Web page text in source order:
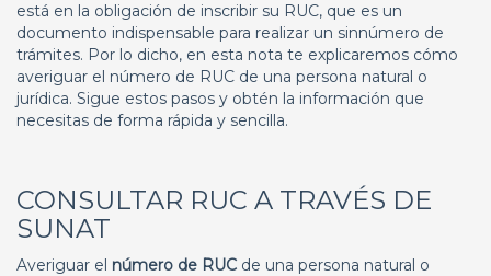
está en la obligación de inscribir su RUC, que es un
documento indispensable para realizar un sinnúmero de
trámites. Por lo dicho, en esta nota te explicaremos cómo
averiguar el número de RUC de una persona natural o
jurídica. Sigue estos pasos y obtén la información que
necesitas de forma rápida y sencilla.
CONSULTAR RUC A TRAVÉS DE
SUNAT
Averiguar el número de RUC de una persona natural o